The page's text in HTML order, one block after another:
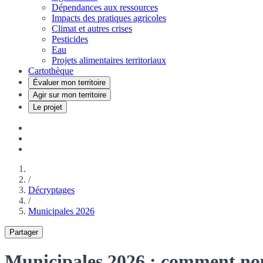
Dépendances aux ressources
Impacts des pratiques agricoles
Climat et autres crises
Pesticides
Eau
Projets alimentaires territoriaux
Cartothèque
Évaluer mon territoire
Agir sur mon territoire
Le projet
/
Décryptages
/
Municipales 2026
Partager